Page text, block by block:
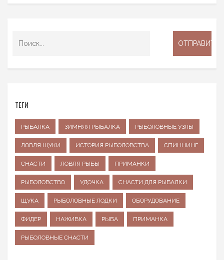
ТЕГИ
РЫБАЛКА ЗИМНЯЯ РЫБАЛКА РЫБОЛОВНЫЕ УЗЛЫ
ЛОВЛЯ ЩУКИ ИСТОРИЯ РЫБОЛОВСТВА СПИННИНГ
СНАСТИ ЛОВЛЯ РЫБЫ ПРИМАНКИ
РЫБОЛОВСТВО УДОЧКА СНАСТИ ДЛЯ РЫБАЛКИ
ЩУКА РЫБОЛОВНЫЕ ЛОДКИ ОБОРУДОВАНИЕ
ФИДЕР НАЖИВКА РЫБА ПРИМАНКА
РЫБОЛОВНЫЕ СНАСТИ